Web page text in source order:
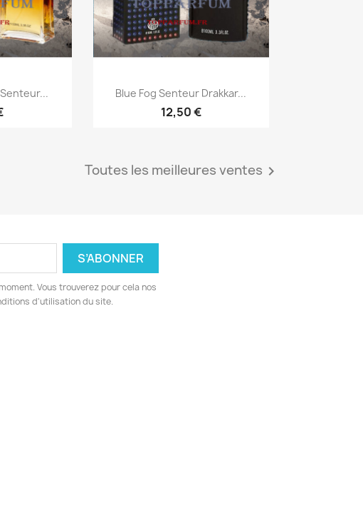
Aperçu rapide
Blue Fog Senteur Drakkar...
12,50 €
Toutes les meilleures ventes 
Vous trouverez pour cela nos
d'utilisation du site.